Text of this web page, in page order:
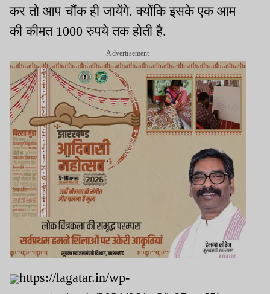
कर तो आप चौंक ही जायेंगे. क्योंकि इसके एक आम
की कीमत 1000 रुपये तक होती है.
Advertisement
https://lagatar.in/wp-